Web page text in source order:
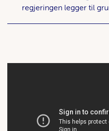
regjeringen legger til